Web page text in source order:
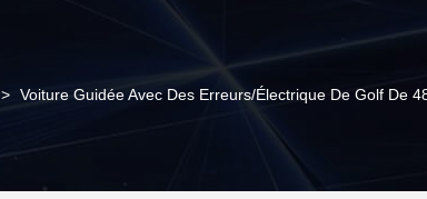
> Voiture Guidée Avec Des Erreurs/électrique De Golf De